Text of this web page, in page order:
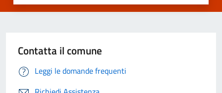
Contatta il comune
Leggi le domande frequenti